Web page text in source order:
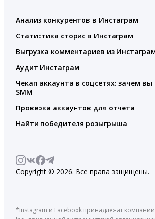
Анализ конкурентов в Инстаграм
Статистика сторис в Инстаграм
Выгрузка комментариев из Инстаграм
Аудит Инстаграм
Чекап аккаунта в соцсетях: зачем вы
SMM
Проверка аккаунтов для отчета
Найти победителя розыгрыша
Copyright © 2026. Все права защищены.
*Instagram и Facebook принадлежат